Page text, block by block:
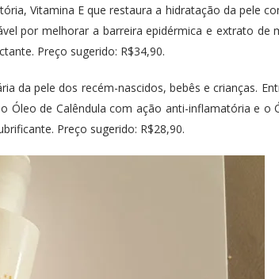
Vitamina E que restaura a hidratação da pele
por melhorar a barreira epidérmica e extrato de
Preço sugerido: R$34,90.
da pele dos recém-nascidos, bebês e crianças.
Óleo de Calêndula com ação anti-inflamatória e o
Preço sugerido: R$28,90.